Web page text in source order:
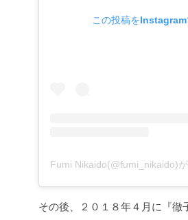
この投稿をInstagram
その後、２０１８年４月に
『